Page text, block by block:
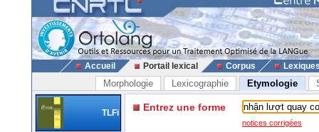
Accueil Portail lexical Corpus
Morphologie Lexicographie Etymologie
TLFi Entrez une forme
notices corrigées